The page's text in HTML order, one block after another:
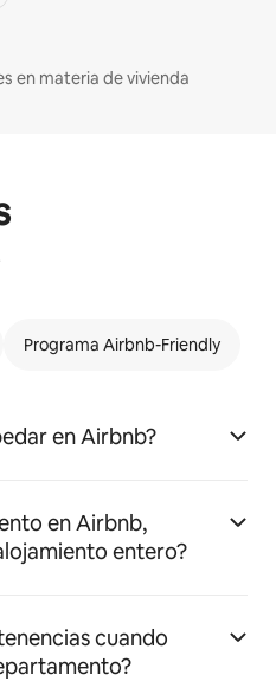
en materia de vivienda
Programa Airbnb-Friendly
en Airbnb?
en Airbnb,
entero?
cuando